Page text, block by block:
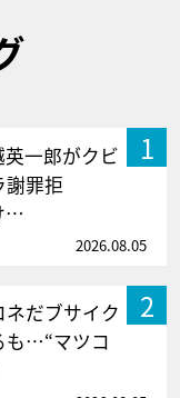
1
一郎がクビ
謝罪拒
…
2026.08.05
2
だブサイク
も…“マツコ